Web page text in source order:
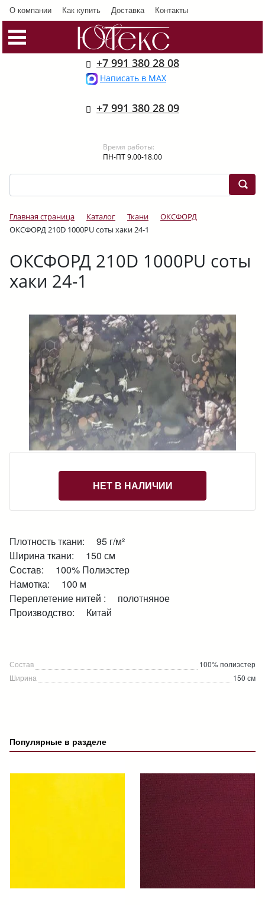
О компании Как купить Доставка Контакты
+7 991 380 28 08
Написать в MAX
+7 991 380 28 09
Время работы:
ПН-ПТ 9.00-18.00
Главная страница Каталог Ткани
ОКСФОРД
ОКСФОРД 210D 1000PU соты хаки 24-1
ОКСФОРД 210D 1000PU соты
хаки 24-1
НЕТ В НАЛИЧИИ
Плотность ткани: 95 г/м²
Ширина ткани: 150 см
Состав: 100% Полиэстер
Намотка: 100 м
Переплетение нитей : полотняное
Производство: Китай
Состав
100% полиэстер
Ширина
150 см
Популярные в разделе